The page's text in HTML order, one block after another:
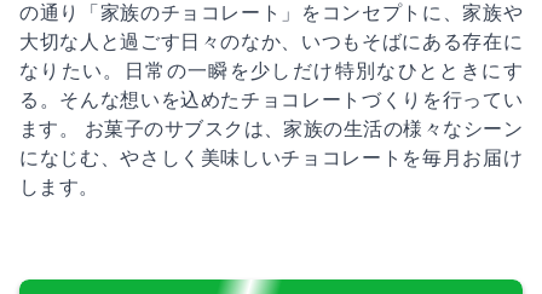
の通り「家族のチョコレート」をコンセプトに、家族や
大切な人と過ごす日々のなか、いつもそばにある存在に
なりたい。日常の一瞬を少しだけ特別なひとときにす
る。そんな想いを込めたチョコレートづくりを行ってい
ます。 お菓子のサブスクは、家族の生活の様々なシーン
になじむ、やさしく美味しいチョコレートを毎月お届け
します。